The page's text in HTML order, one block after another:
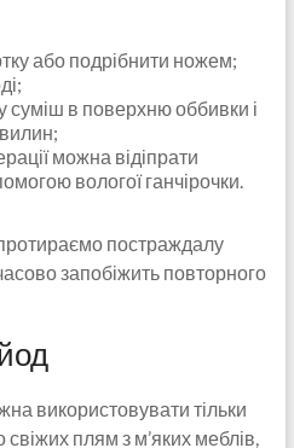
або подрібнити ножем;
суміш в поверхню оббивки і
можна відіпрати
вологої ганчірочки.
постраждалу
запобіжить повторного
використовувати тільки
плям з м’яких меблів,